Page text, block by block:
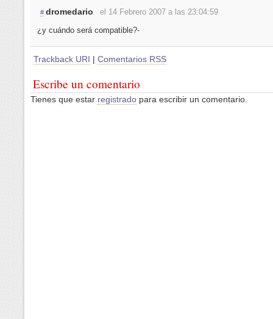
# dromedario
el 14 Febrero 2007 a las 23:04:59
¿y cuándo será compatible?-
Trackback URI | Comentarios RSS
Escribe un comentario
Tienes que estar registrado para escribir un comentario.